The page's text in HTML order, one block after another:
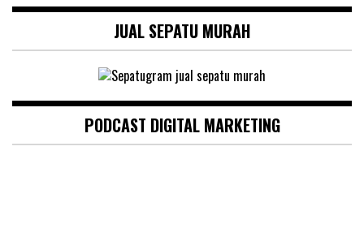
JUAL SEPATU MURAH
PODCAST DIGITAL MARKETING